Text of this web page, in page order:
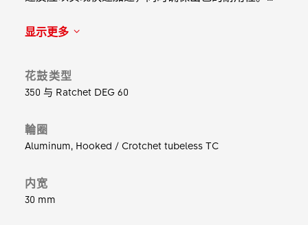
受您与电 机共同输出的强大扭矩而不变形。耐用的不
出发吧！
显示更多
花鼓类型
350 与 Ratchet DEG 60
輪圈
Aluminum, Hooked / Crotchet tubeless TC
内宽
30 mm